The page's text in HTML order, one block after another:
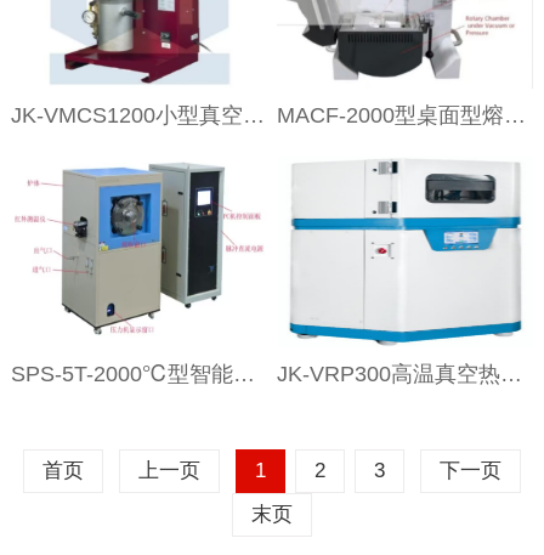
JK-VMCS1200小型真空铸造系统(最大2Kg,配启动设备) MACF-2000型桌面型熔炼浇铸炉
SPS-5T-2000℃型智能型放电等离子体烧结炉 JK-VRP300高温真空热压机
首页 上一页 1 2 3
下一页
末页